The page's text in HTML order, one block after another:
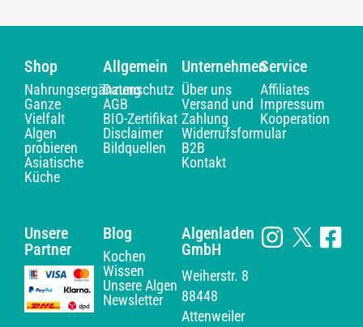
Shop
Nahrungsergänzung
Ganze
Vielfalt
Algen
probieren
Asiatische
Küche
Allgemein
Datenschutz
AGB
BIO-Zertifikat
Disclaimer
Bildquellen
Unternehmen
Über uns
Versand und
Zahlung
Widerrufsformular
B2B
Kontakt
Service
Affiliates
Impressum
Kooperation
Unsere
Partner
Blog
Kochen
Wissen
Unsere Algen
Newsletter
Algenladen
GmbH
Weiherstr. 8
88448
Attenweiler